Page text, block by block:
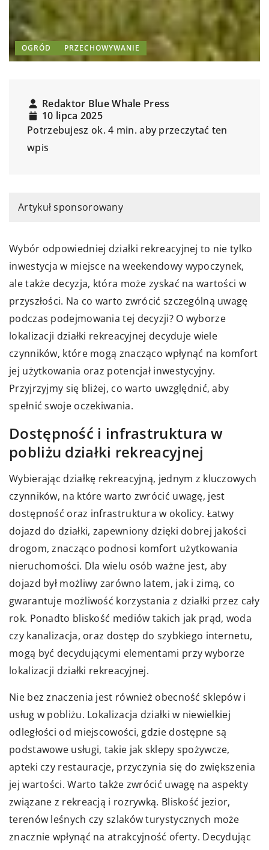
OGRÓD PRZECHOWYWANIE
Redaktor Blue Whale Press
10 lipca 2025
Potrzebujesz ok. 4 min. aby przeczytać ten
wpis
Artykuł sponsorowany
Wybór odpowiedniej działki rekreacyjnej to nie tylko
inwestycja w miejsce na weekendowy wypoczynek,
ale także decyzja, która może zyskać na wartości w
przyszłości. Na co warto zwrócić szczególną uwagę
podczas podejmowania tej decyzji? O wyborze
lokalizacji działki rekreacyjnej decyduje wiele
czynników, które mogą znacząco wpłynąć na komfort
jej użytkowania oraz potencjał inwestycyjny.
Przyjrzyjmy się bliżej, co warto uwzględnić, aby
spełnić swoje oczekiwania.
Dostępność i infrastruktura w
pobliżu działki rekreacyjnej
Wybierając działkę rekreacyjną, jednym z kluczowych
czynników, na które warto zwrócić uwagę, jest
dostępność oraz infrastruktura w okolicy. Łatwy
dojazd do działki, zapewniony dzięki dobrej jakości
drogom, znacząco podnosi komfort użytkowania
nieruchomości. Dla wielu osób ważne jest, aby
dojazd był możliwy zarówno latem, jak i zimą, co
gwarantuje możliwość korzystania z działki przez cały
rok. Ponadto bliskość mediów takich jak prąd, woda
czy kanalizacja, oraz dostęp do szybkiego internetu,
mogą być decydującymi elementami przy wyborze
lokalizacji działki rekreacyjnej.
Nie bez znaczenia jest również obecność sklepów i
usług w pobliżu. Lokalizacja działki w niewielkiej
odległości od miejscowości, gdzie dostępne są
podstawowe usługi, takie jak sklepy spożywcze,
apteki czy restauracje, przyczynia się do zwiększenia
jej wartości. Warto także zwrócić uwagę na aspekty
związane z rekreacją i rozrywką. Bliskość jezior,
terenów leśnych czy szlaków turystycznych może
znacznie wpłynąć na atrakcyjność oferty. Decydując